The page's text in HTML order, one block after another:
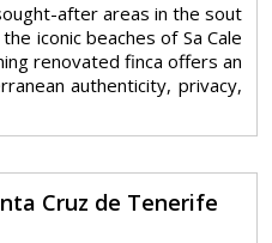
after areas in the sout
iconic beaches of Sa Cale
renovated finca offers an
authenticity, privacy,
Cruz de Tenerife